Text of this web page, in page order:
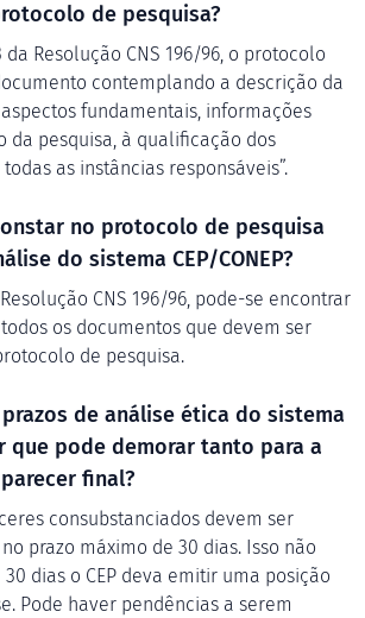
de pesquisa?
Resolução CNS 196/96, o protocolo
contemplando a descrição da
fundamentais, informações
da pesquisa, à qualificação dos
as instâncias responsáveis”.
no protocolo de pesquisa
do sistema CEP/CONEP?
CNS 196/96, pode-se encontrar
os documentos que devem ser
de pesquisa.
de análise ética do sistema
que pode demorar tanto para a
final?
consubstanciados devem ser
prazo máximo de 30 dias. Isso não
dias o CEP deva emitir uma posição
Pode haver pendências a serem